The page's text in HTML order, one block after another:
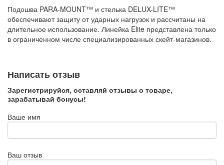
Подошва PARA-MOUNT™ и стелька DELUX-LITE™
обеспечивают защиту от ударных нагрузок и рассчитаны на
длительное использование. Линейка Elite представлена только
в ограниченном числе специализированных скейт-магазинов.
Написать отзыв
Зарегистрируйся, оставляй отзывы о товаре,
зарабатывай бонусы!
Ваше имя
Ваш отзыв